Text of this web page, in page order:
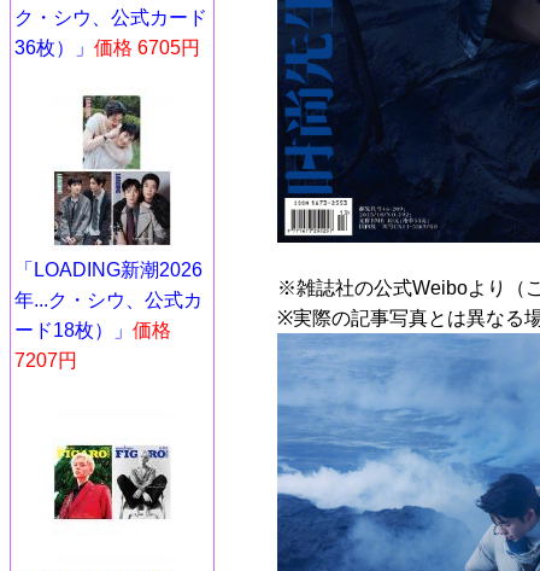
ク・シウ、公式カード
36枚）」 価格 6705円
「LOADING新潮2026
年...ク・シウ、公式カ
ード18枚）」 価格
7207円
※雑誌社の公式Weiboより（
※実際の記事写真とは異なる